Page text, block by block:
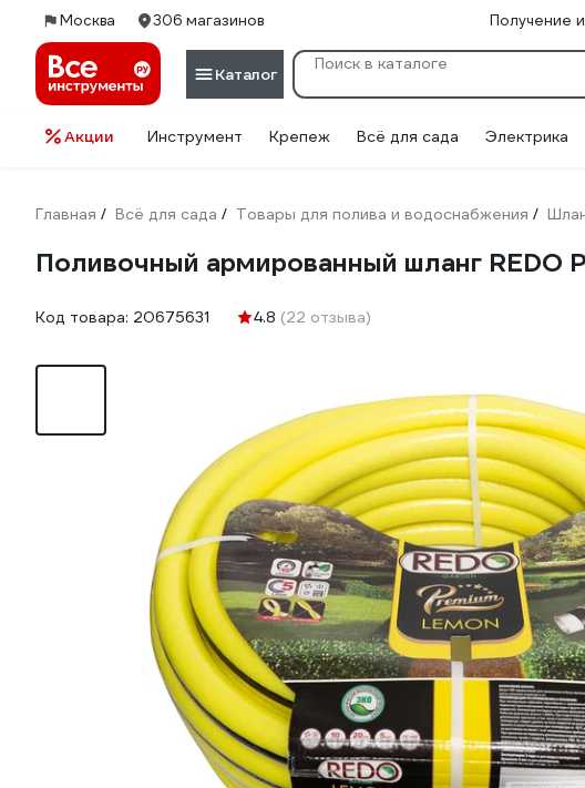
Москва 306 магазинов Получение
Каталог
Акции Инструмент Крепеж Всё для сада Электрика
Главная / Всё для сада / Товары для полива и водоснабжения /
Поливочный армированный шланг REDO
Код товара: 20675631 4.8 (22 отзыва)